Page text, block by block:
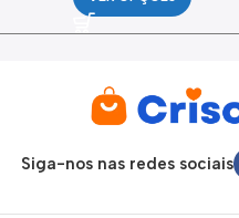
Siga-nos nas redes sociais